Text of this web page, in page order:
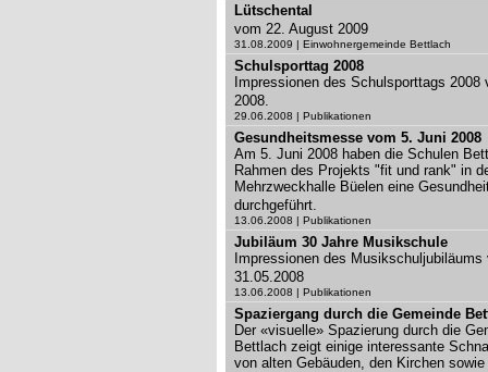
Lütschental
vom 22. August 2009
31.08.2009 | Einwohnergemeinde Bettlach
Schulsporttag 2008
Impressionen des Schulsporttags 2008
2008.
29.06.2008 | Publikationen
Gesundheitsmesse vom 5. Juni 2008
Am 5. Juni 2008 haben die Schulen
Rahmen des Projekts "fit und rank" in
Mehrzweckhalle Büelen eine
durchgeführt.
13.06.2008 | Publikationen
Jubiläum 30 Jahre Musikschule
Impressionen des Musikschuljubiläums
31.05.2008
13.06.2008 | Publikationen
Spaziergang durch die Gemeinde
Der «visuelle» Spazierung durch die
Bettlach zeigt einige interessante
von alten Gebäuden, den Kirchen sowie